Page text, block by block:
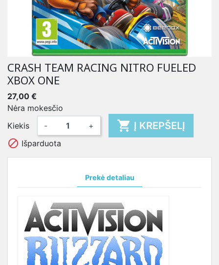
CRASH TEAM RACING NITRO FUELED
XBOX ONE
27,00 €
Nėra mokesčio
Kiekis
- +  Į KREPŠELĮ
 Išparduota
Prekė detaliau